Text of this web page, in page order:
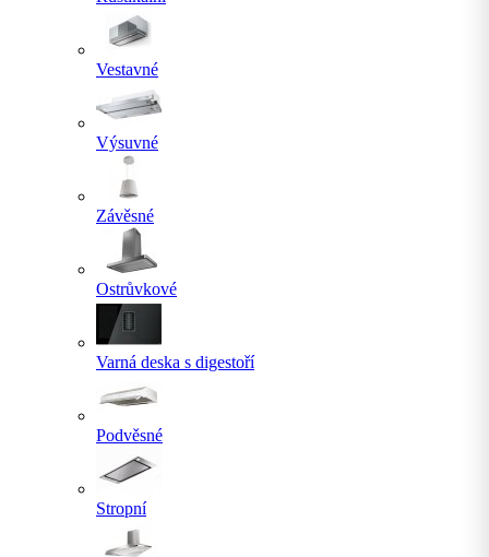
Vestavné
Výsuvné
Závěsné
Ostrůvkové
Varná deska s digestoří
Podvěsné
Stropní